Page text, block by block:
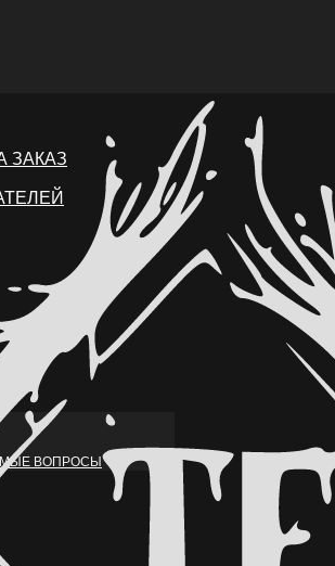
ЗАКАЗ
ВОПРОСЫ